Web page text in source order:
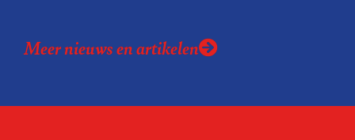
Meer nieuws en artikelen